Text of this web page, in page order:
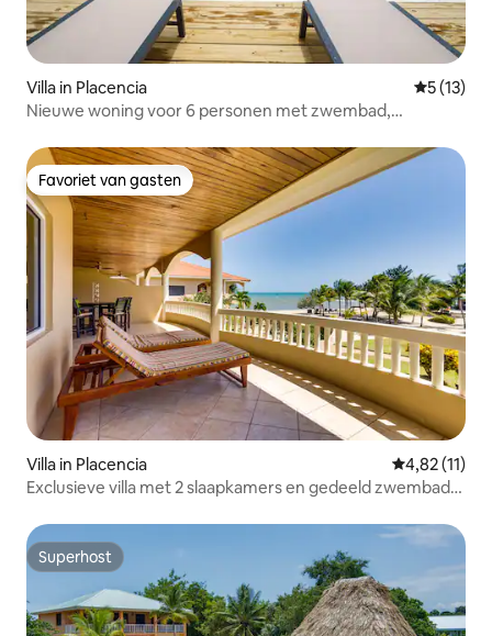
Villa in Placencia
5 (13)
Nieuwe woning voor 6 personen met zwembad,
Favoriet van gasten
Favoriet van gasten
Villa in Placencia Gemiddelde
4,82 (11)
Exclusieve villa met 2 slaapkamers en gedeeld zwembad,
Superhost
Superhost